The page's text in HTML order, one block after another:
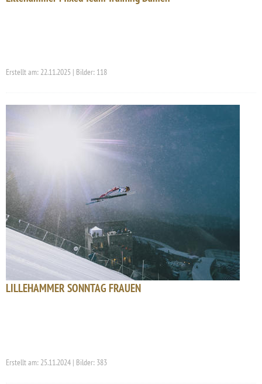
Erstellt am: 22.11.2025 | Bilder: 118
LILLEHAMMER SONNTAG FRAUEN
Erstellt am: 25.11.2024 | Bilder: 383